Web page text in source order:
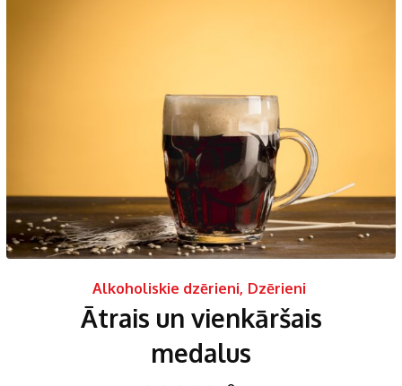
Alkoholiskie dzērieni, Dzērieni
Ātrais un vienkāršais
medalus